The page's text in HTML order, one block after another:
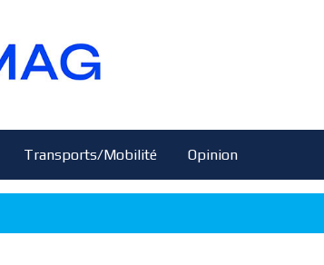
Transports/Mobilité Opinion